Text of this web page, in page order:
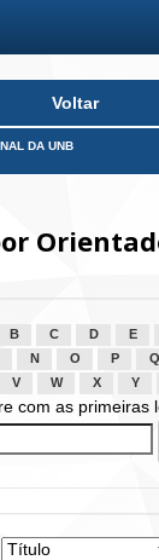
Voltar
DA UNB
B C D E
N O P Q
V W X Y
com as primeiras